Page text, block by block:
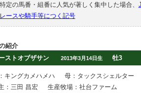
特定の馬番・組番に人気が著しく集中した場合、
レースや騎手等につく記号
紹介
ストオブザサン
2013年3月14日生 牡3
キングカメハメハ
母：タックスシェルター
：三田 昌宏
生産牧場：社台ファーム